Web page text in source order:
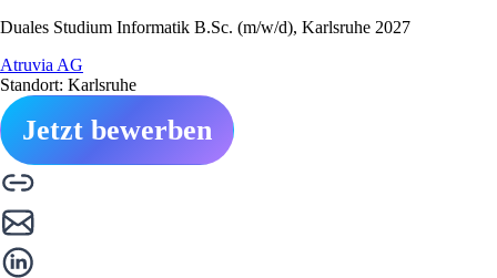
Duales Studium Informatik B.Sc. (m/w/d), Karlsruhe 2027
Atruvia AG
Standort: Karlsruhe
Jetzt bewerben